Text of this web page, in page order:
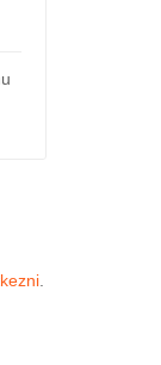
.